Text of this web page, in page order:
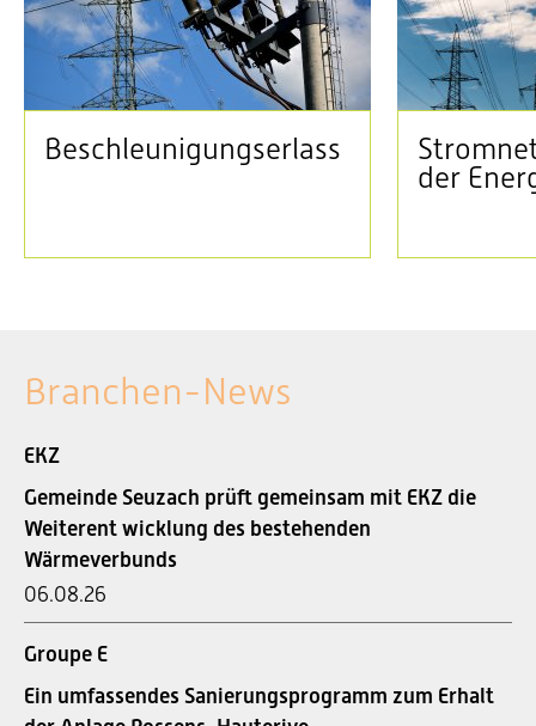
Beschleunigungserlass
der
Branchen-News
EKZ
Gemeinde Seuzach prüft gemeinsam mit EKZ die
Weiterent wicklung des bestehenden
Wärmeverbunds
06.08.26
Groupe E
Ein umfassendes Sanierungsprogramm zum Erhalt